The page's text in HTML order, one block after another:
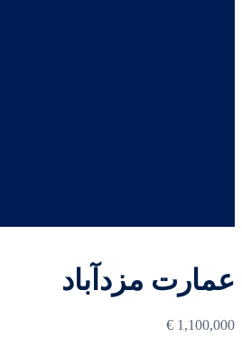
عمارت مزدآباد
€ 1,100,000